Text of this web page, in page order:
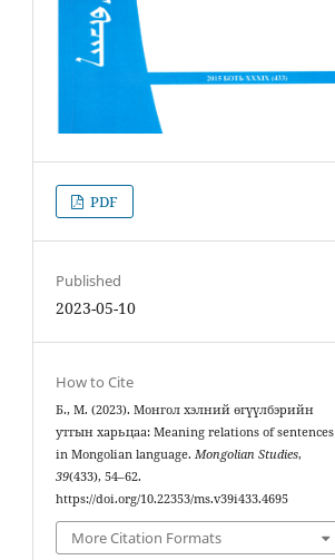
PDF
Published
2023-05-10
How to Cite
Б., М. (2023). Монгол хэлний өгүүлбэрийн
утгын харьцаа: Meaning relations of sentences
in Mongolian language.Mongolian Studies,
39(433), 54–62.
https://doi.org/10.22353/ms.v39i433.4695
More Citation Formats